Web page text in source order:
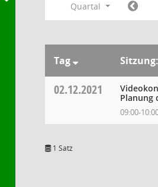
Quartal
Tag Sitzung:
02.12.2021
Planung
09:00-
1 Satz